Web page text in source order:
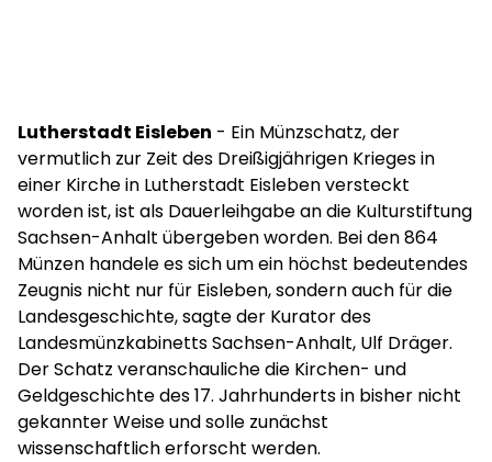
Lutherstadt Eisleben - Ein Münzschatz, der
vermutlich zur Zeit des Dreißigjährigen Krieges in
einer Kirche in Lutherstadt Eisleben versteckt
worden ist, ist als Dauerleihgabe an die Kulturstiftung
Sachsen-Anhalt übergeben worden. Bei den 864
Münzen handele es sich um ein höchst bedeutendes
Zeugnis nicht nur für Eisleben, sondern auch für die
Landesgeschichte, sagte der Kurator des
Landesmünzkabinetts Sachsen-Anhalt, Ulf Dräger.
Der Schatz veranschauliche die Kirchen- und
Geldgeschichte des 17. Jahrhunderts in bisher nicht
gekannter Weise und solle zunächst
wissenschaftlich erforscht werden.